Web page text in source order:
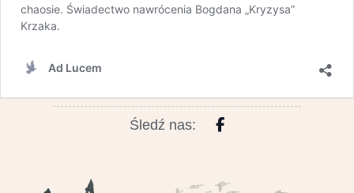
chaosie. Świadectwo nawrócenia Bogdana „Kryzysa”
Krzaka.
Ad Lucem
Śledź nas: